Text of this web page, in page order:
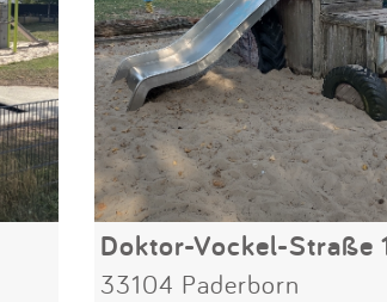
Doktor-Vockel-Straße
33104 Paderborn